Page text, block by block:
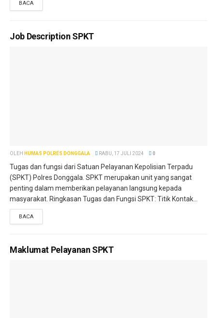
BACA
Job Description SPKT
OLEH HUMAS POLRES DONGGALA RABU, 17 JULI 2024 0
Tugas dan fungsi dari Satuan Pelayanan Kepolisian Terpadu
(SPKT) Polres Donggala. SPKT merupakan unit yang sangat
penting dalam memberikan pelayanan langsung kepada
masyarakat. Ringkasan Tugas dan Fungsi SPKT: Titik Kontak...
BACA
Maklumat Pelayanan SPKT